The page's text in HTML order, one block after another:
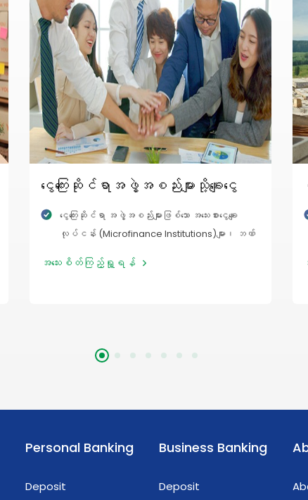
ငွေကြေးဆိုင်ရာအဖွဲ့အစည်းများသို့ချေးငွေ
ငွေကြေးဆိုင်ရာ အဖွဲ့အစည်းများဖြစ်သော အသေးစားငွေချေး
လုပ်ငန်း (Microfinance Institutions)များ၊ ဘဏ်
Financial Institutions) များသို့ထုတ်ချေးသော ချေးငွေအမျိုး
အသေးစိတ်ကြည့်ရှု့ရန်
Personal Banking
Deposit
Business Banking
Deposit